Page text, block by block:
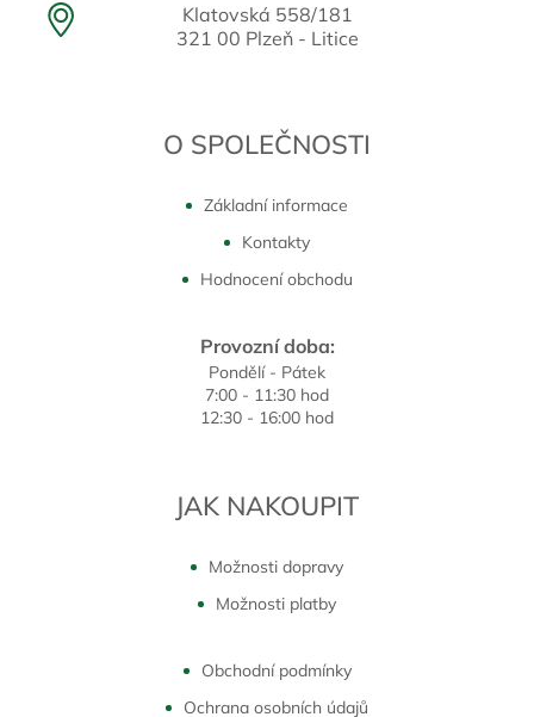
Klatovská 558/181
321 00 Plzeň - Litice
O SPOLEČNOSTI
Základní informace
Kontakty
Hodnocení obchodu
Provozní doba:
Pondělí - Pátek
7:00 - 11:30 hod
12:30 - 16:00 hod
JAK NAKOUPIT
Možnosti dopravy
Možnosti platby
Obchodní podmínky
Ochrana osobních údajů